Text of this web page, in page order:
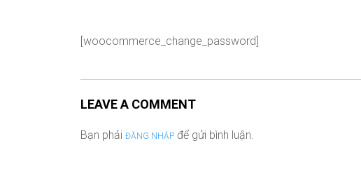
[woocommerce_change_password]
LEAVE A COMMENT
Bạn phải ĐĂNG NHẬP để gửi bình luận.